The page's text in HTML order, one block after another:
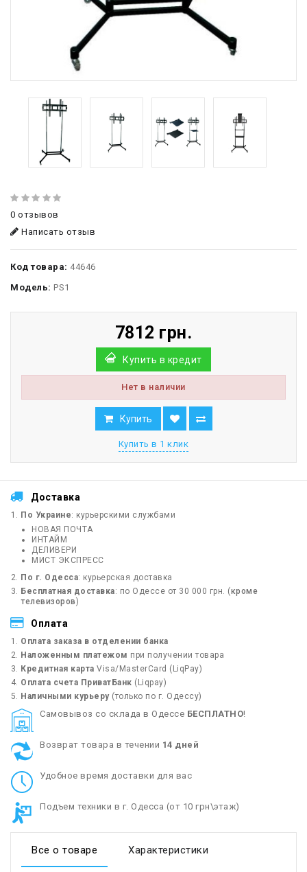
0 отзывов
Написать отзыв
Код товара: 44646
Модель: PS1
7812 грн.
Купить в кредит
Нет в наличии
Купить
Купить в 1 клик
Доставка
По Украине: курьерскими службами
НОВАЯ ПОЧТА
ИНТАЙМ
ДЕЛИВЕРИ
МИСТ ЭКСПРЕСС
По г. Одесса: курьерская доставка
Бесплатная доставка: по Одессе от 30 000 грн. (кроме
телевизоров)
Оплата
Оплата заказа в отделении банка
Наложенным платежом при получении товара
Кредитная карта Visa/MasterCard (LiqPay)
Оплата счета ПриватБанк (Liqpay)
Наличными курьеру(только по г. Одессу)
Cамовывоз со склада в Одессе БЕСПЛАТНО!
Возврат товара в течении 14 дней
Удобное время доставки для вас
Подъем техники в г. Одесса (от 10 грн\этаж)
Все о товаре Характеристики